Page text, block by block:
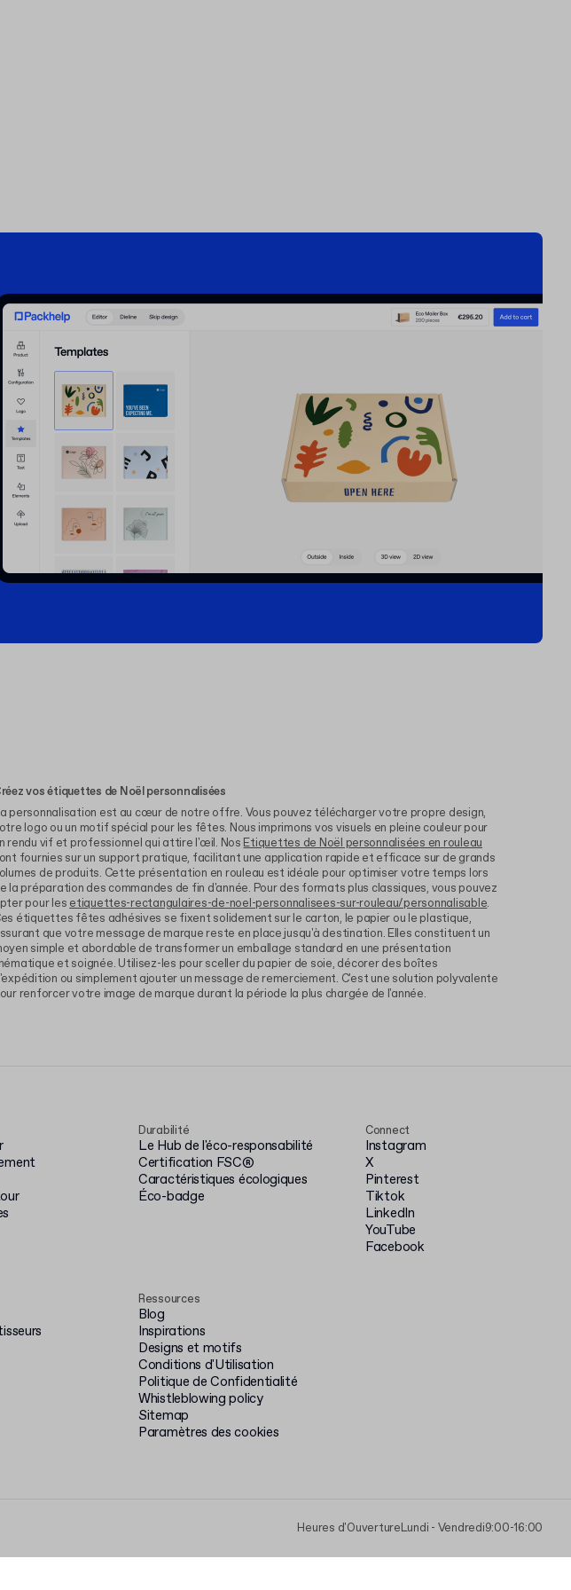
vos étiquettes de Noël personnalisées
personnalisation est au cœur de notre offre. Vous pouvez télécharger votre propre design,
logo ou un motif spécial pour les fêtes. Nous imprimons vos visuels en pleine couleur pour
rendu vif et professionnel qui attire l'œil. Nos Etiquettes de Noël personnalisées en rouleau
fournies sur un support pratique, facilitant une application rapide et efficace sur de grands
de produits. Cette présentation en rouleau est idéale pour optimiser votre temps lors
la préparation des commandes de fin d'année. Pour des formats plus classiques, vous pouvez
pour les etiquettes-rectangulaires-de-noel-personnalisees-sur-rouleau/personnalisable.
étiquettes fêtes adhésives se fixent solidement sur le carton, le papier ou le plastique,
que votre message de marque reste en place jusqu'à destination. Elles constituent un
simple et abordable de transformer un emballage standard en une présentation
et soignée. Utilisez-les pour sceller du papier de soie, décorer des boîtes
ou simplement ajouter un message de remerciement. C'est une solution polyvalente
renforcer votre image de marque durant la période la plus chargée de l'année.
Durabilité
Le Hub de l'éco-responsabilité
Certification FSC®
Caractéristiques écologiques
Éco-badge
Ressources
Blog
Inspirations
Designs et motifs
Conditions d'Utilisation
Politique de Confidentialité
Whistleblowing policy
Sitemap
Paramètres des cookies
Connect
Instagram
X
Pinterest
Tiktok
LinkedIn
YouTube
Facebook
Heures d'OuvertureLundi - Vendredi9:00-16:00